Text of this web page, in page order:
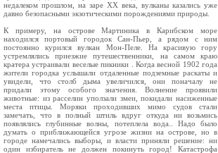
недалеком прошлом, на заре XX века, вулканы казались уже
давно безопасными экзотическими порождениями природы.
К примеру, на острове Мартиника в Карибском море
находился портовый городок Сан-Пьер, а рядом с ним
постоянно курился вулкан Мон-Пеле. На красивую гору
устремлялись приезжие путешественники, на самом краю
кратера устраивали веселые пикники . Когда весной 1902 года
жители городка услышали отдаленные подземные раскаты и
увидели, что столб дыма увеличился, они поначалу не
придали этому особого значения. Волнение проявили
животные: из расселин уползали змеи, покидали насиженные
места птицы. Моряки проходивших мимо судов стали
замечать, что в полный штиль вдруг откуда ни возьмись
появлялись глубинные волны, потеплела вода.. Надо было
думать о приближающейся угрозе жизни на острове, но в
городе намечались выборы, и власти приняли решение: ни
один избиратель не должен покинуть город! Катастрофа